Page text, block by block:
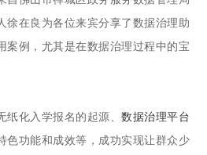
徐在良为各位来宾分享了数据治理助
案例，尤其是在数据治理过程中的宝
纸化入学报名的起源、数据治理平台
色功能和成效等，成功实现让群众少